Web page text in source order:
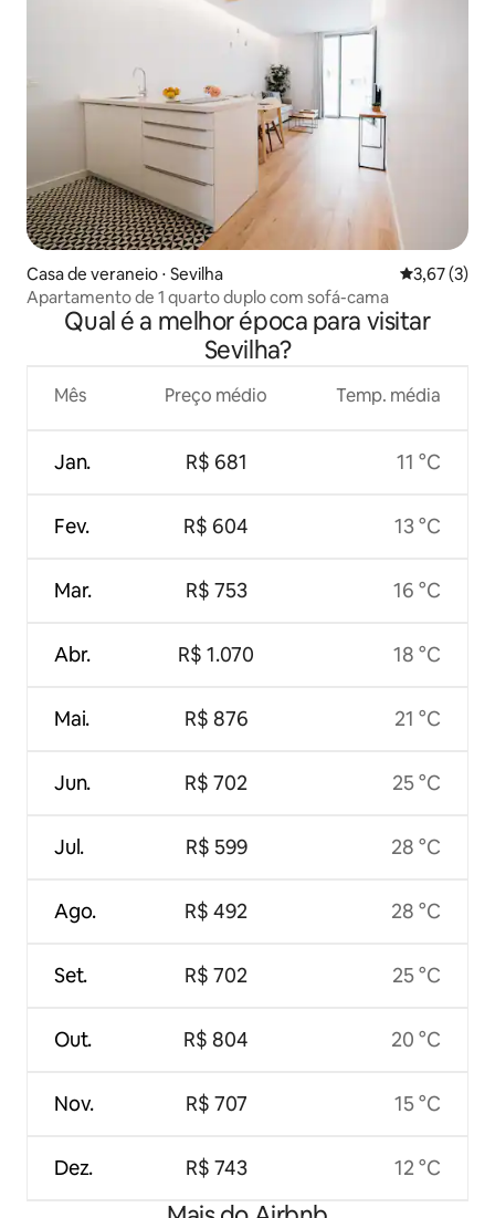
Casa de veraneio ⋅ Sevilha 3,67 de
3,67 (3)
Apartamento de 1 quarto duplo com sofá-cama
Qual é a melhor época para visitar
Sevilha?
Mês
Jan.
Fev.
Mar.
Abr.
Mai.
Jun.
Jul.
Ago.
Set.
Out.
Nov.
Dez.
Preço médio
R$ 681
R$ 604
R$ 753
R$ 1.070
R$ 876
R$ 702
R$ 599
R$ 492
R$ 702
R$ 804
R$ 707
R$ 743
Temp. média
11 °C
13 °C
16 °C
18 °C
21 °C
25 °C
28 °C
28 °C
25 °C
20 °C
15 °C
12 °C